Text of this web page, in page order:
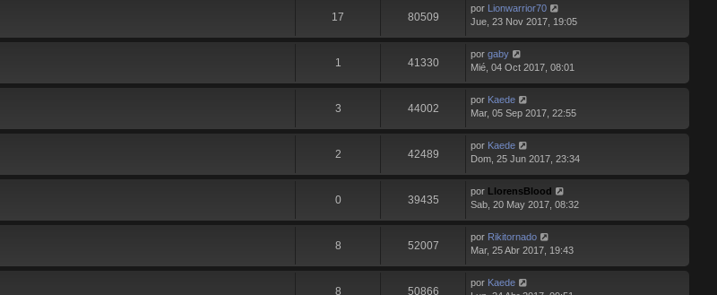
17 80509
por Lionwarrior70
Jue, 23 Nov 2017, 19:05
1 41330
por gaby
Mié, 04 Oct 2017, 08:01
3 44002
por Kaede
Mar, 05 Sep 2017, 22:55
2 42489
por Kaede
Dom, 25 Jun 2017, 23:34
0 39435
por LlorensBlood
Sab, 20 May 2017, 08:32
8 52007
por Rikitornado
Mar, 25 Abr 2017, 19:43
8 50866
por Kaede